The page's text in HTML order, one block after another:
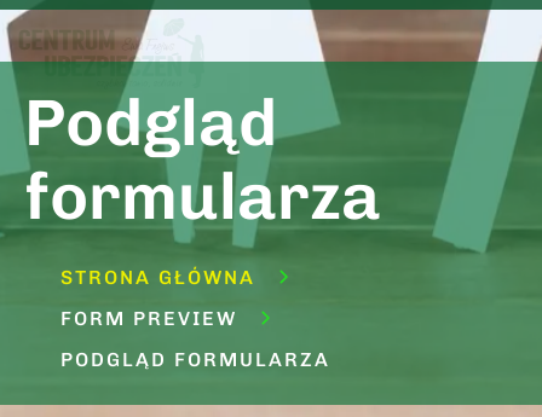
Podgląd
formularza
STRONA GŁÓWNA
FORM PREVIEW
PODGLĄD FORMULARZA